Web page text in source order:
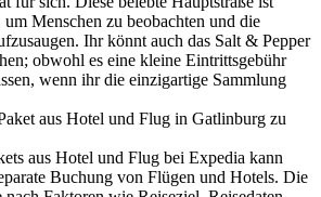
Menschen zu beobachten und die
Ihr könnt auch das Salt & Pepper
obwohl es eine kleine Eintrittsgebühr
wenn ihr die einzigartige Sammlung
aus Hotel und Flug in Gatlinburg zu
aus Hotel und Flug bei Expedia kann
Buchung von Flügen und Hotels. Die